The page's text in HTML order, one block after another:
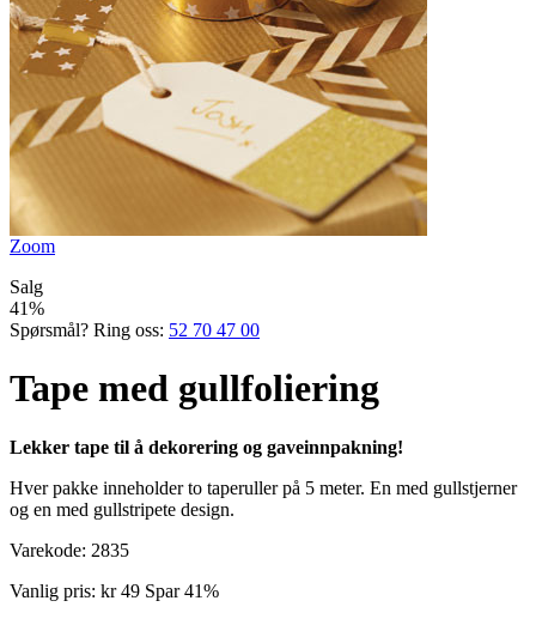
Zoom
Salg
41%
Spørsmål? Ring oss: 52 70 47 00
Tape med gullfoliering
Lekker tape til å dekorering og gaveinnpakning!
Hver pakke inneholder to taperuller på 5 meter. En med gullstjerner
og en med gullstripete design.
Varekode: 2835
Vanlig pris: kr 49 Spar 41%